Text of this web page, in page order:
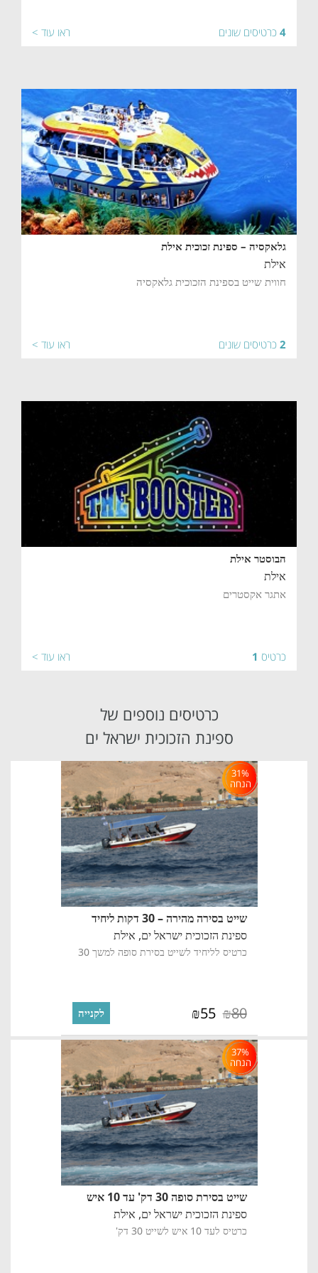
4 כרטיסים שונים ראו עוד >
גלאקסיה – ספינת זכוכית אילת
אילת
חווית שייט בספינת הזכוכית גלאקסיה
2 כרטיסים שונים ראו עוד >
הבוסטר אילת
אילת
אתגר אקסטרים
כרטיס 1 ראו עוד >
כרטיסים נוספים של
ספינת הזכוכית ישראל ים
31%
הנחה
שייט בסירה מהירה – 30 דקות ליחיד
ספינת הזכוכית ישראל ים, אילת
כרטיס לליחיד לשייט בסירת סופה למשך 30
₪80
₪55 לקנייה
37%
הנחה
שייט בסירת סופה 30 דק' עד 10 איש
ספינת הזכוכית ישראל ים, אילת
כרטיס לעד 10 איש לשייט 30 דק'